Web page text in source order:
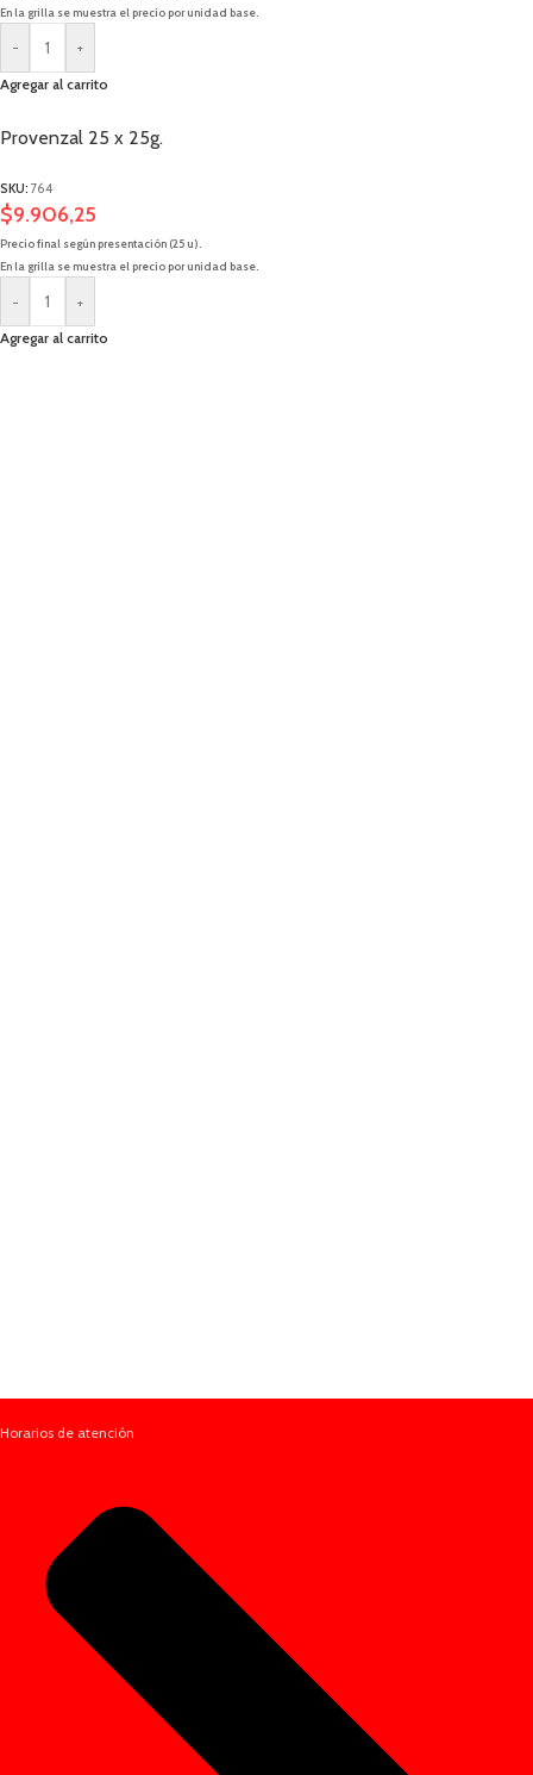
En la grilla se muestra el precio por unidad base.
- +
Agregar al carrito
Provenzal 25 x 25g.
SKU: 764
$9.906,25
Precio final según presentación (25 u).
En la grilla se muestra el precio por unidad base.
- +
Agregar al carrito
Horarios de atención